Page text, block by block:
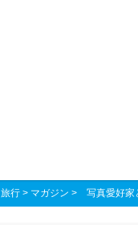
旅行 > マガジン > 写真愛好家